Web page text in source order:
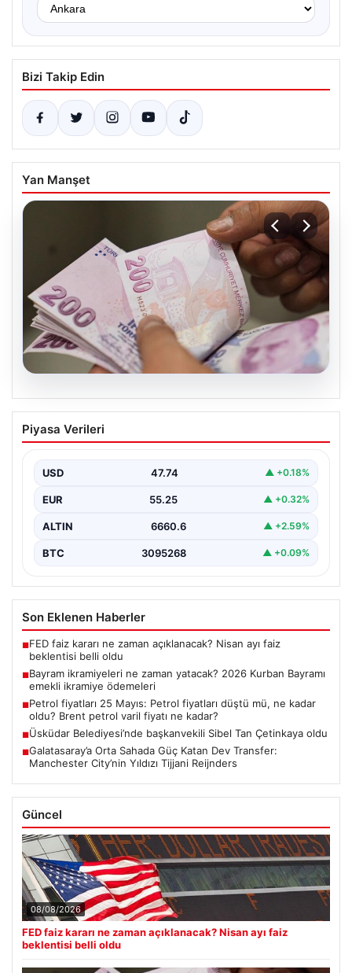
Bizi Takip Edin
Yan Manşet
Bayram ikramiyeleri ne zaman yatacak?
2026 Kurban Bayramı emekli ikramiye
Piyasa Verileri
USD 47.74 ▲ +0.18%
EUR 55.25 ▲ +0.32%
ALTIN 6660.6 ▲ +2.59%
BTC 3095268 ▲ +0.09%
Son Eklenen Haberler
■FED faiz kararı ne zaman açıklanacak? Nisan ayı faiz
beklentisi belli oldu
■Bayram ikramiyeleri ne zaman yatacak? 2026 Kurban Bayramı
emekli ikramiye ödemeleri
■Petrol fiyatları 25 Mayıs: Petrol fiyatları düştü mü, ne kadar
oldu? Brent petrol varil fiyatı ne kadar?
■Üsküdar Belediyesi’nde başkanvekili Sibel Tan Çetinkaya oldu
■Galatasaray’a Orta Sahada Güç Katan Dev Transfer:
Manchester City’nin Yıldızı Tijjani Reijnders
Güncel
08/08/2026
FED faiz kararı ne zaman açıklanacak? Nisan ayı faiz
beklentisi belli oldu